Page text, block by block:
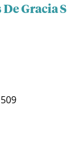
Gracia S